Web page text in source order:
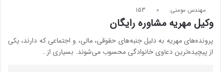
مهندس مومنی 0
153
وکیل مهریه مشاوره رایگان
پرونده‌های مهریه به دلیل جنبه‌های حقوقی، مالی، و اجتماعی که دارند، یکی
از پیچیده‌ترین دعاوی خانوادگی محسوب می‌شوند. بسیاری از…